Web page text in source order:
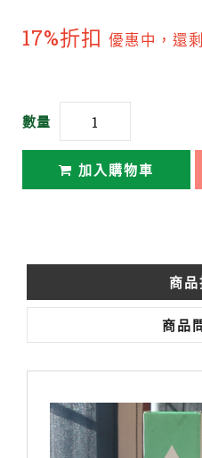
17%折扣 優惠中，還
數量
加入購物車
商
商品